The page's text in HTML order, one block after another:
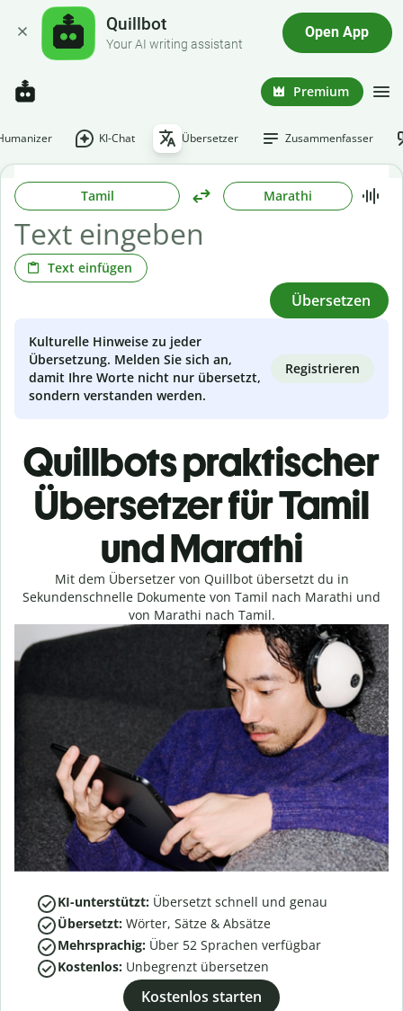
Quillbot
Your AI writing assistant
Open App
Premium
KI-Chat Übersetzer Zusammenfasser
Tamil Marathi
Text einfügen
Übersetzen
Kulturelle Hinweise zu jeder
Übersetzung. Melden Sie sich an,
damit Ihre Worte nicht nur übersetzt,
sondern verstanden werden.
Registrieren
Quillbots praktischer
Übersetzer für Tamil
und Marathi
Mit dem Übersetzer von Quillbot übersetzt du in
Sekundenschnelle Dokumente von Tamil nach Marathi und
von Marathi nach Tamil.
KI-unterstützt: Übersetzt schnell und genau
Übersetzt: Wörter, Sätze & Absätze
Mehrsprachig: Über 52 Sprachen verfügbar
Kostenlos: Unbegrenzt übersetzen
Kostenlos starten